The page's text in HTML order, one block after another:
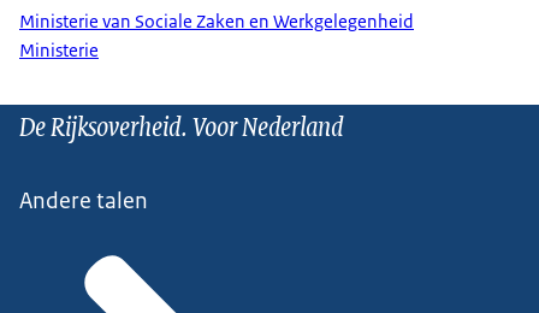
Ministerie van Sociale Zaken en Werkgelegenheid
Ministerie
De Rijksoverheid. Voor Nederland
Andere talen